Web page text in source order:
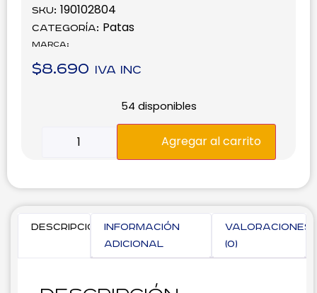
SKU: 190102804
Categoría: Patas
Marca:
$8.690 IVA inc
54 disponibles
Agregar al carrito
Descripción Información
adicional
Valoraciones
(0)